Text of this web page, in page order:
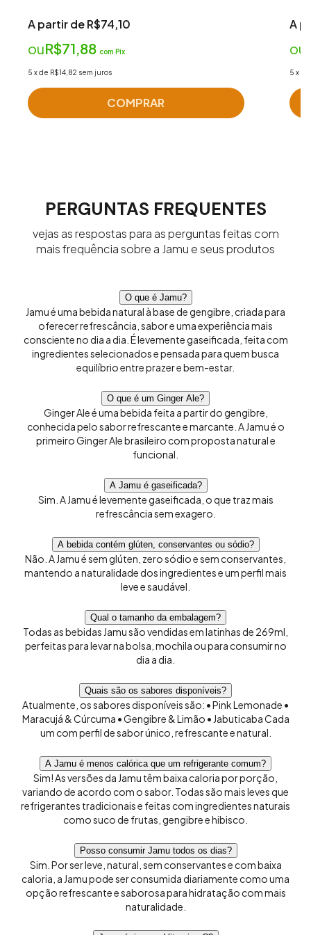
A partir de R$74,10
ouR$71,88 com Pix
5 xde R$14,82 sem juros
COMPRAR
A
ou
5 x
PERGUNTAS FREQUENTES
vejas as respostas para as perguntas feitas com
mais frequência sobre a Jamu e seus produtos
O que é Jamu?
Jamu é uma bebida natural à base de gengibre, criada para
oferecer refrescância, sabor e uma experiência mais
consciente no dia a dia. É levemente gaseificada, feita com
ingredientes selecionados e pensada para quem busca
equilíbrio entre prazer e bem-estar.
O que é um Ginger Ale?
Ginger Ale é uma bebida feita a partir do gengibre,
conhecida pelo sabor refrescante e marcante. A Jamu é o
primeiro Ginger Ale brasileiro com proposta natural e
funcional.
A Jamu é gaseificada?
Sim. A Jamu é levemente gaseificada, o que traz mais
refrescância sem exagero.
A bebida contém glúten, conservantes ou sódio?
Não. A Jamu é sem glúten, zero sódio e sem conservantes,
mantendo a naturalidade dos ingredientes e um perfil mais
leve e saudável.
Qual o tamanho da embalagem?
Todas as bebidas Jamu são vendidas em latinhas de 269ml,
perfeitas para levar na bolsa, mochila ou para consumir no
dia a dia.
Quais são os sabores disponíveis?
Atualmente, os sabores disponíveis são: • Pink Lemonade •
Maracujá & Cúrcuma • Gengibre & Limão • Jabuticaba Cada
um com perfil de sabor único, refrescante e natural.
A Jamu é menos calórica que um refrigerante comum?
Sim! As versões da Jamu têm baixa caloria por porção,
variando de acordo com o sabor. Todas são mais leves que
refrigerantes tradicionais e feitas com ingredientes naturais
como suco de frutas, gengibre e hibisco.
Posso consumir Jamu todos os dias?
Sim. Por ser leve, natural, sem conservantes e com baixa
caloria, a Jamu pode ser consumida diariamente como uma
opção refrescante e saborosa para hidratação com mais
naturalidade.